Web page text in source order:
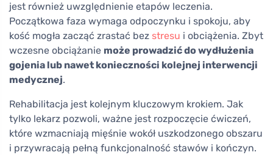
jest również uwzględnienie etapów leczenia.
Początkowa faza wymaga odpoczynku i spokoju, aby
kość mogła zacząć zrastać bez stresu i obciążenia. Zbyt
wczesne obciążanie może prowadzić do wydłużenia
gojenia lub nawet konieczności kolejnej interwencji
medycznej.
Rehabilitacja jest kolejnym kluczowym krokiem. Jak
tylko lekarz pozwoli, ważne jest rozpoczęcie ćwiczeń,
które wzmacniają mięśnie wokół uszkodzonego obszaru
i przywracają pełną funkcjonalność stawów i kończyn.